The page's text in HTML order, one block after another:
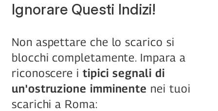
Ignorare Questi Indizi!
Non aspettare che lo scarico si
blocchi completamente. Impara a
riconoscere i tipici segnali di
un'ostruzione imminente nei tuoi
scarichi a Roma: